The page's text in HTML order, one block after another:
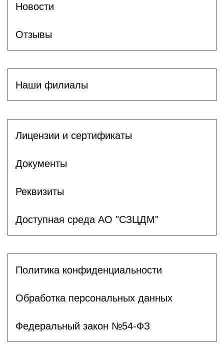
Новости
Отзывы
Наши филиалы
Лицензии и сертификаты
Документы
Реквизиты
Доступная среда АО "СЗЦДМ"
Политика конфиденциальности
Обработка персональных данных
Федеральный закон №54-ФЗ